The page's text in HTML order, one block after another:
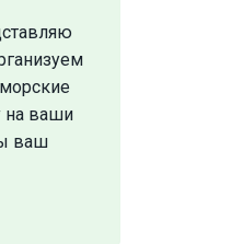
на ваши
ваш